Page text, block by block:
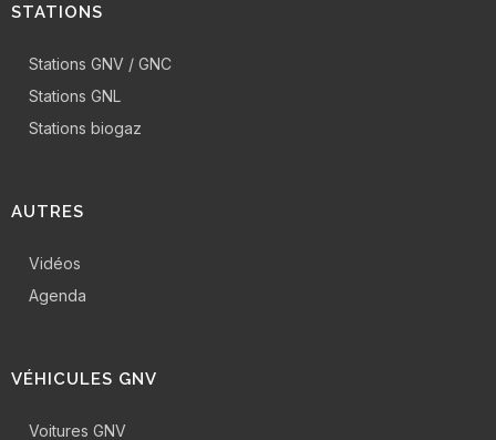
STATIONS
Stations GNV / GNC
Stations GNL
Stations biogaz
AUTRES
Vidéos
Agenda
VÉHICULES GNV
Voitures GNV